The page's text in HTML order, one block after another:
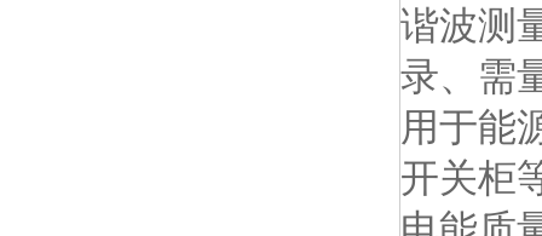
谐波测
录、需
用于能
开关柜